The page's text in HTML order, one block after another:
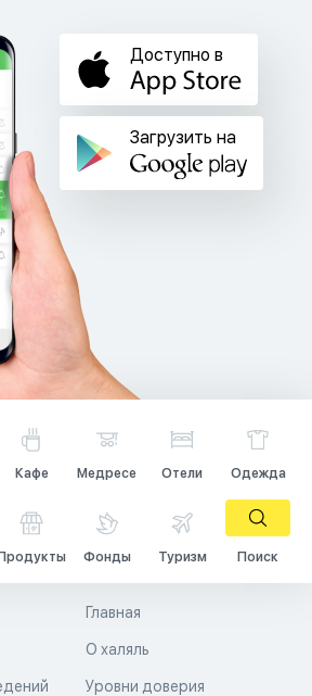
Доступно в
Загрузить на
Кафе Медресе Отели Одежда
Продукты Фонды Туризм Поиск
Главная
О халяль
Уровни доверия